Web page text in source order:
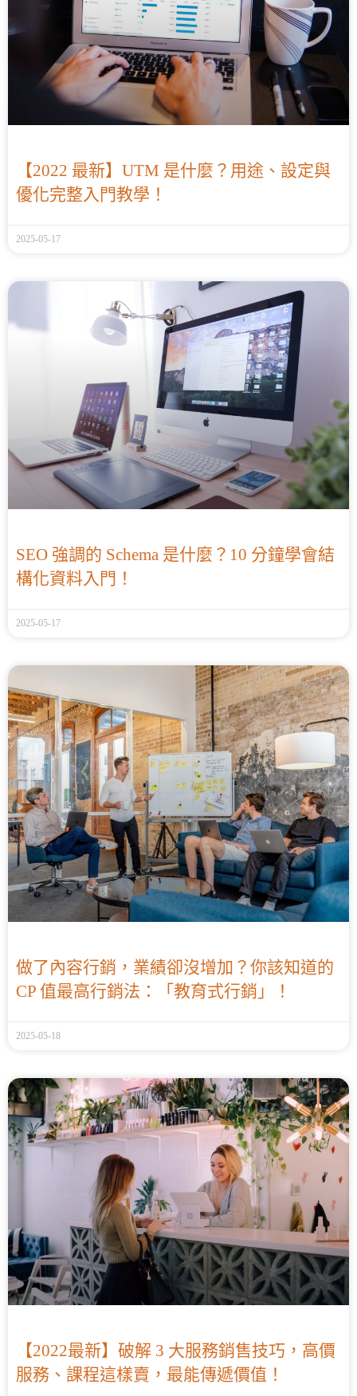
【2022 最新】UTM 是什麼？用途、設定與
優化完整入門教學！
2025-05-17
SEO 強調的 Schema 是什麼？10 分鐘學會結
構化資料入門！
2025-05-17
做了內容行銷，業績卻沒增加？你該知道的
CP 值最高行銷法：「教育式行銷」！
2025-05-18
【2022最新】破解 3 大服務銷售技巧，高價
服務、課程這樣賣，最能傳遞價值！